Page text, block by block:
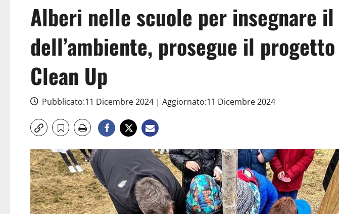
Alberi nelle scuole per insegnare
dell’ambiente, prosegue il
Clean Up
Pubblicato:11 Dicembre 2024 | Aggiornato:11 Dicembre 2024